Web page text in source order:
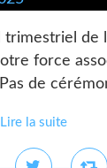
de
force
de
Lire la suite